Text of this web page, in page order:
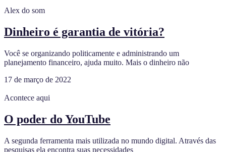
Alex do som
Dinheiro é garantia de vitória?
Você se organizando politicamente e administrando um
planejamento financeiro, ajuda muito. Mais o dinheiro não
17 de março de 2022
Acontece aqui
O poder do YouTube
A segunda ferramenta mais utilizada no mundo digital. Através das
pesquisas ela encontra suas necessidades